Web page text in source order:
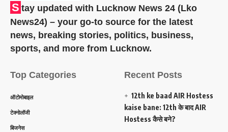
S tay updated with Lucknow News 24 (Lko
News24) – your go-to source for the latest
news, breaking stories, politics, business,
sports, and more from Lucknow.
Top Categories
ऑटोमोबाइल
टेक्नोलॉजी
बिजनेस
Recent Posts
12th ke baad AIR Hostess
kaise bane: 12th के बाद AIR
Hostess कैसे बने?